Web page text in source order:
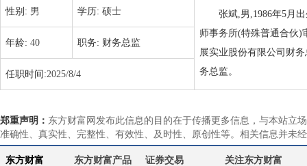
性别: 男 学历: 硕士
张斌,男,1986年5月
师事务所(特殊普通合伙)
展实业股份有限公司财
务总监。
年龄: 40 职务: 财务总监
任职时间:2025/8/4
郑重声明： 东方财富网发布此信息的目的在于传播更多信息，与本站立
准确性、真实性、完整性、有效性、及时性、原创性等。相关信息并未
东方财富 东方财富产品 证券交易 关注东方财富